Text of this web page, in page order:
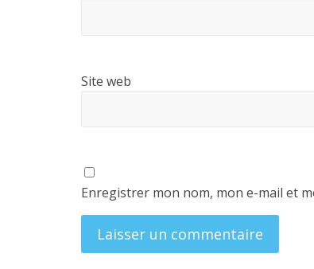
Site web
Enregistrer mon nom, mon e-mail et